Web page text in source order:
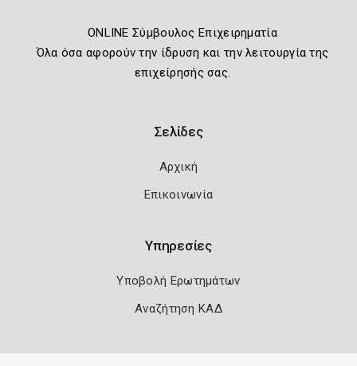
ONLINE Σύμβουλος Επιχειρηματία
Όλα όσα αφορούν την ίδρυση και την λειτουργία της
επιχείρησής σας.
Σελίδες
Αρχική
Επικοινωνία
Υπηρεσίες
Υποβολή Ερωτημάτων
Αναζήτηση ΚΑΔ